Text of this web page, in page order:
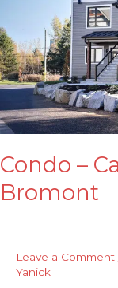
Condo –
Bromont
Leave a Comment
Yanick